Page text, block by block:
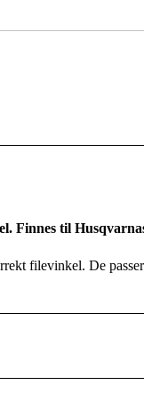
Finnes til
filevinkel. De